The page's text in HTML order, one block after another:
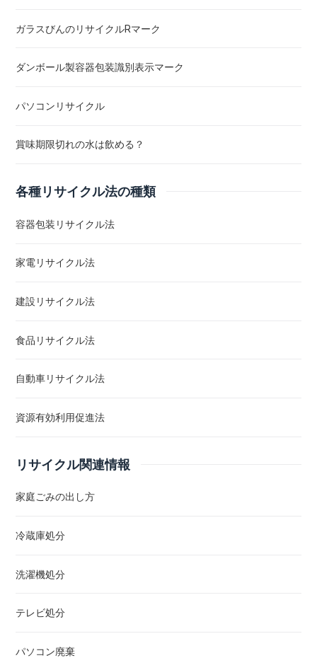
ガラスびんのリサイクルRマーク
ダンボール製容器包装識別表示マーク
パソコンリサイクル
賞味期限切れの水は飲める？
各種リサイクル法の種類
容器包装リサイクル法
家電リサイクル法
建設リサイクル法
食品リサイクル法
自動車リサイクル法
資源有効利用促進法
リサイクル関連情報
家庭ごみの出し方
冷蔵庫処分
洗濯機処分
テレビ処分
パソコン廃棄